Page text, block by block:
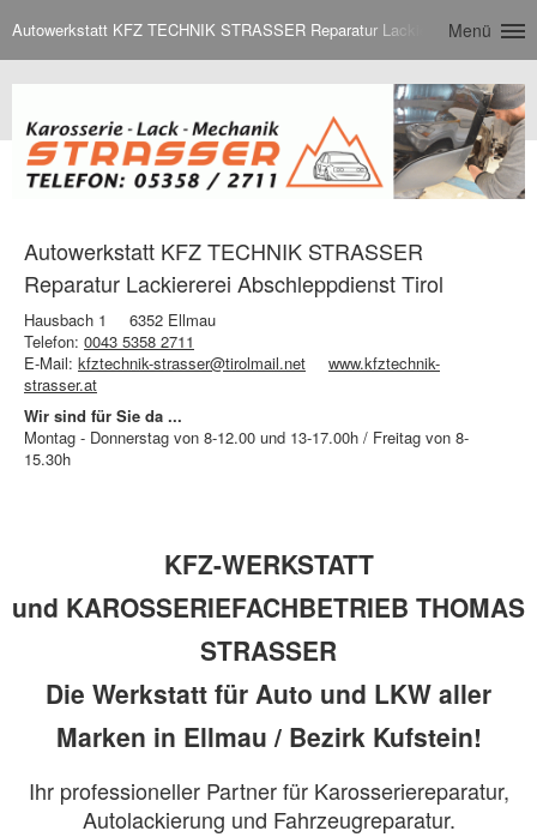
Autowerkstatt KFZ TECHNIK STRASSER Reparatur LackierereiMenü
Autowerkstatt KFZ TECHNIK STRASSER
Reparatur Lackiererei Abschleppdienst Tirol
Hausbach 1
6352 Ellmau
Telefon: 0043 5358 2711
E-Mail: kfztechnik-strasser@tirolmail.net
www.kfztechnik-
strasser.at
Wir sind für Sie da ...
Montag - Donnerstag von 8-12.00 und 13-17.00h / Freitag von 8-
15.30h
KFZ-WERKSTATT
und KAROSSERIEFACHBETRIEB THOMAS
STRASSER
Die Werkstatt für Auto und LKW aller
Marken in Ellmau / Bezirk Kufstein!
Ihr professioneller Partner für Karosseriereparatur,
Autolackierung und Fahrzeugreparatur.